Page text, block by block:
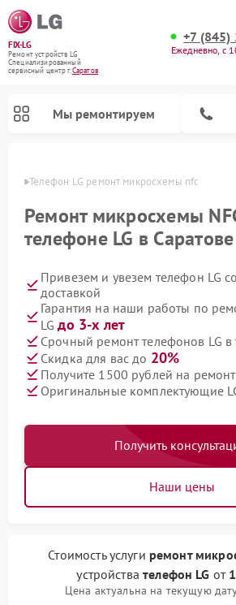
FIX-LG
Ремонт устройств LG
Специализированный
cервисный центр г.Саратов
+7 (845)
Ежедневно, с
Мы ремонтируем
Телефон LG ремонт микросхемы nfc
Ремонт микросхемы
телефоне LG в Саратове
Привезем и увезем телефон LG
доставкой
Гарантия на наши работы по
LGдо 3-х лет
Срочный ремонт телефонов LG в
Скидка для вас до 20%
Получите 1500 рублей на ремонт
Оригинальные комплектующие
Получить
Наши цены
Стоимость услуги ремонт
устройствателефон LG от
Цена актуальна на текущую